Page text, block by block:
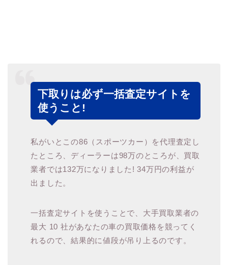
下取りは必ず一括査定サイトを
使うこと!
私がいとこの86（スポーツカー）を代理査定し
たところ、ディーラーは98万のところが、買取
業者では132万になりました! 34万円の利益が
出ました。
一括査定サイトを使うことで、大手買取業者の
最大 10 社があなたの車の買取価格を競ってく
れるので、結果的に値段が吊り上るのです。